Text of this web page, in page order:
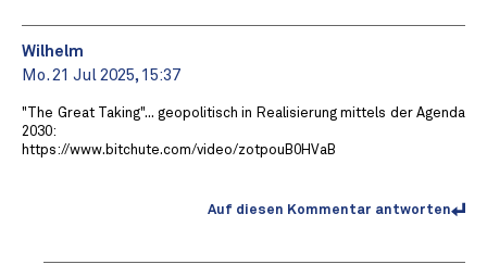
Wilhelm
Mo. 21 Jul 2025, 15:37
"The Great Taking"... geopolitisch in Realisierung mittels der Agenda
2030:
https://www.bitchute.com/video/zotpouB0HVaB
Auf diesen Kommentar antworten